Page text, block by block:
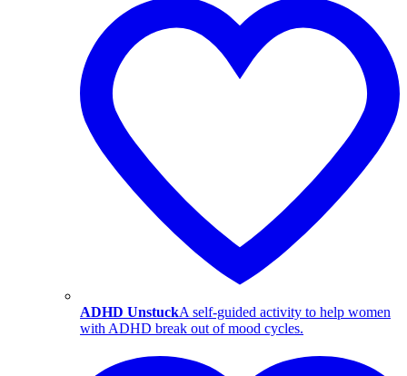
ADHD UnstuckA self-guided activity to help women
with ADHD break out of mood cycles.